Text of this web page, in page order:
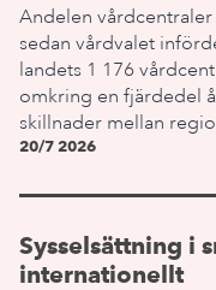
Andelen
sedan vårdvalet
landets 1 176
omkring en fjärdedel
skillnader mellan
20/7 2026
Sysselsättning i
internationellt